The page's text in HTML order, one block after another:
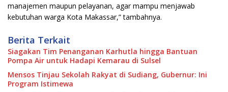
manajemen maupun pelayanan, agar mampu menjawab
kebutuhan warga Kota Makassar,” tambahnya.
Berita Terkait
Siagakan Tim Penanganan Karhutla hingga Bantuan
Pompa Air untuk Hadapi Kemarau di Sulsel
Mensos Tinjau Sekolah Rakyat di Sudiang, Gubernur: Ini
Program Istimewa